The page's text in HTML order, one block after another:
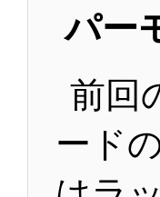
パー
前回
ード